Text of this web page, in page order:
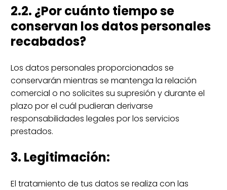
2.2. ¿Por cuánto tiempo se
conservan los datos personales
recabados?
Los datos personales proporcionados se
conservarán mientras se mantenga la relación
comercial o no solicites su supresión y durante el
plazo por el cuál pudieran derivarse
responsabilidades legales por los servicios
prestados.
3. Legitimación:
El tratamiento de tus datos se realiza con las